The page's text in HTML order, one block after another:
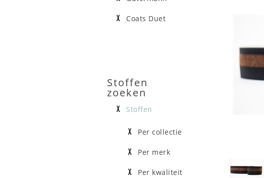
Coats Duet
Stoffen
zoeken
Stoffen
Per collectie
Per merk
Per kwaliteit